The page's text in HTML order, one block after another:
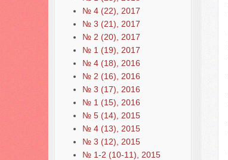
№ 4 (22), 2017
№ 3 (21), 2017
№ 2 (20), 2017
№ 1 (19), 2017
№ 4 (18), 2016
№ 2 (16), 2016
№ 3 (17), 2016
№ 1 (15), 2016
№ 5 (14), 2015
№ 4 (13), 2015
№ 3 (12), 2015
№ 1-2 (10-11), 2015